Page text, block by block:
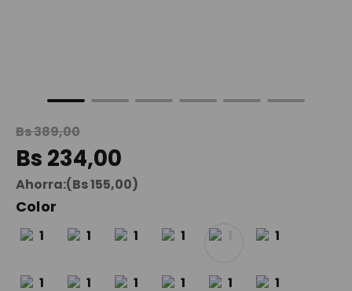
Bs389,00
Bs 234,00
Ahorra:(Bs155,00)
Color